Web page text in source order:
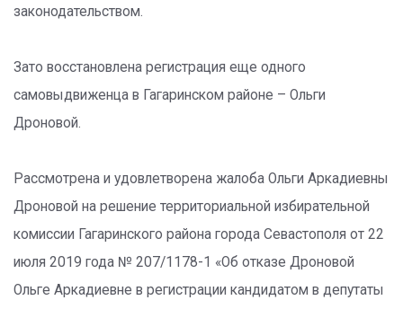
законодательством.
Зато восстановлена регистрация еще одного
самовыдвиженца в Гагаринском районе – Ольги
Дроновой.
Рассмотрена и удовлетворена жалоба Ольги Аркадиевны
Дроновой на решение территориальной избирательной
комиссии Гагаринского района города Севастополя от 22
июля 2019 года № 207/1178-1 «Об отказе Дроновой
Ольге Аркадиевне в регистрации кандидатом в депутаты